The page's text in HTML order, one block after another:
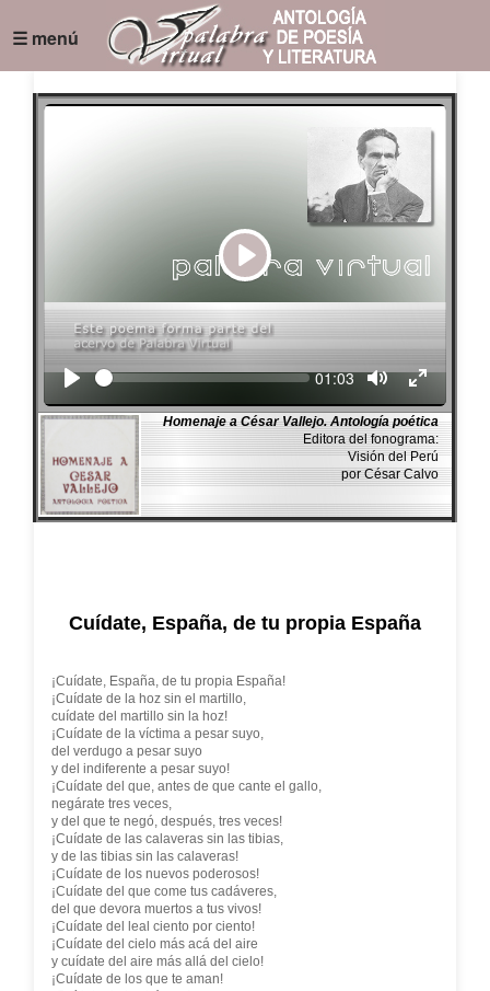
☰ menú
Play
Seek Current
01:03
Homenaje a César Vallejo. Antología poética
Editora del fonograma:
Visión del Perú
por César Calvo
Cuídate, España, de tu propia España
¡Cuídate, España, de tu propia España!
¡Cuídate de la hoz sin el martillo,
cuídate del martillo sin la hoz!
¡Cuídate de la víctima a pesar suyo,
del verdugo a pesar suyo
y del indiferente a pesar suyo!
¡Cuídate del que, antes de que cante el gallo,
negárate tres veces,
y del que te negó, después, tres veces!
¡Cuídate de las calaveras sin las tibias,
y de las tibias sin las calaveras!
¡Cuídate de los nuevos poderosos!
¡Cuídate del que come tus cadáveres,
del que devora muertos a tus vivos!
¡Cuídate del leal ciento por ciento!
¡Cuídate del cielo más acá del aire
y cuídate del aire más allá del cielo!
¡Cuídate de los que te aman!